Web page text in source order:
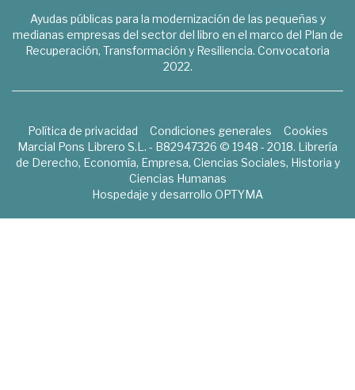
Ayudas públicas para la modernización de las pequeñas y
medianas empresas del sector del libro en el marco del Plan de
Recuperación, Transformación y Resiliencia. Convocatoria
2022.
Política de privacidad Condiciones generales
Cookies
Marcial Pons Librero S.L. - B82947326 © 1948 - 2018. Librería
de Derecho, Economía, Empresa, Ciencias Sociales, Historia y
Ciencias Humanas
Hospedaje y desarrollo OPTYMA